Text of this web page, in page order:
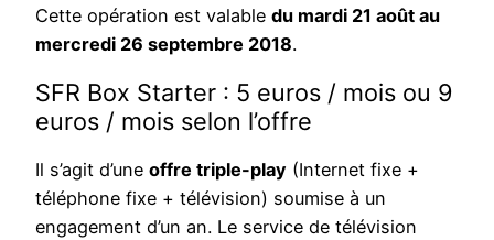
Cette opération est valable du mardi 21 août au
mercredi 26 septembre 2018.
SFR Box Starter : 5 euros / mois ou 9
euros / mois selon l’offre
Il s’agit d’une offre triple-play (Internet fixe +
téléphone fixe + télévision) soumise à un
engagement d’un an. Le service de télévision